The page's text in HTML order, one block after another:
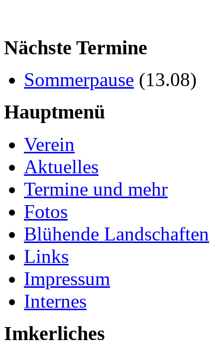
Nächste Termine
Sommerpause (13.08)
Hauptmenü
Verein
Aktuelles
Termine und mehr
Fotos
Blühende Landschaften
Links
Impressum
Internes
Imkerliches